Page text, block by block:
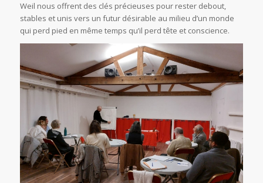
Weil nous offrent des clés précieuses pour rester debout,
stables et unis vers un futur désirable au milieu d’un monde
qui perd pied en même temps qu’il perd tête et conscience.